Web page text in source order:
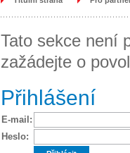
Tato sekce není
zažádejte o
Přihlášení
E-mail:
Heslo: